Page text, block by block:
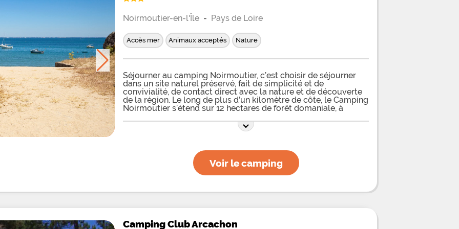
Noirmoutier-en-l'Île - Pays de Loire
Accès mer Animaux acceptés Nature
Séjourner au camping Noirmoutier, c’est choisir de séjourner
dans un site naturel préservé, fait de simplicité et de
convivialité, de contact direct avec la nature et de découverte
de la région. Le long de plus d’un kilomètre de côte, le Camping
Noirmoutier s’étend sur 12 hectares de forêt domaniale, à
locatifs tous situés à moins de 100m de la plage des Sableaux.
Avec de multiples accès directs à la plage, il bénéficie d’un
des pêcheurs et des amoureux de la mer. Pour votre plaisir, le
camping dispose d’une aire de jeux pour enfants, des terrains
de pétanque et d’un service de location de vélos pour partir à
la découverte de l’île. Vous pouvez également pratiquer toutes
farniente sur la
Voir le camping
Camping Club Arcachon